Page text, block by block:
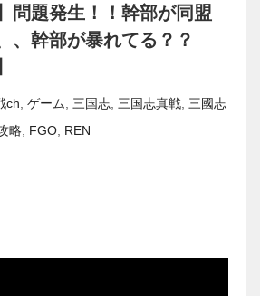
問題発生！！幹部が同盟
、幹部が暴れてる？？
ch ゲーム 三国志 三国志真戦 三國志
略 FGO REN